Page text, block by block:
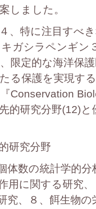
しました。
、特に注目すべ
ガシラペンギン
限定的な海洋保
る保護を実現す
Conservation
的研究分野(12)
研究分野
体数の統計学的
用に関する研究
究、８、餌生物